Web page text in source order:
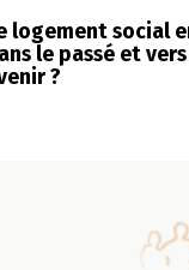
logement social
le passé et
?